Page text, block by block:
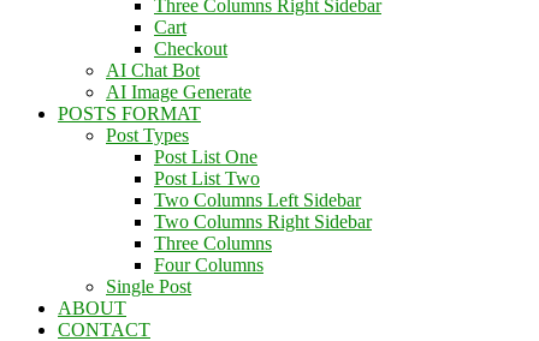
Three Columns Right Sidebar
Cart
Checkout
AI Chat Bot
AI Image Generate
POSTS FORMAT
Post Types
Post List One
Post List Two
Two Columns Left Sidebar
Two Columns Right Sidebar
Three Columns
Four Columns
Single Post
ABOUT
CONTACT